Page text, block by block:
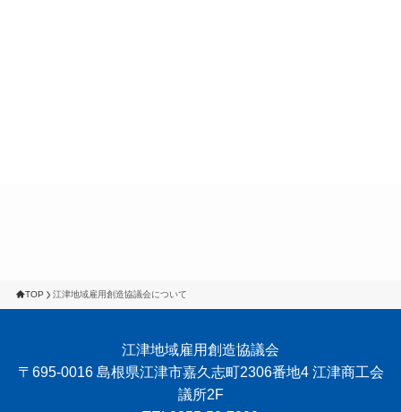
TOP 江津地域雇用創造協議会について
江津地域雇用創造協議会
〒695-0016 島根県江津市嘉久志町2306番地4 江津商工会
議所2F